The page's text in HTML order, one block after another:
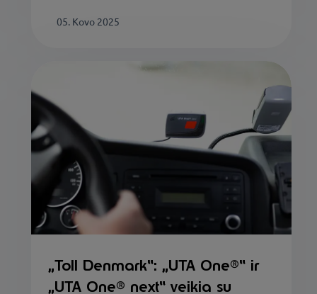
05. Kovo 2025
„Toll Denmark“: „UTA One®“ ir
„UTA One® next“ veikia su